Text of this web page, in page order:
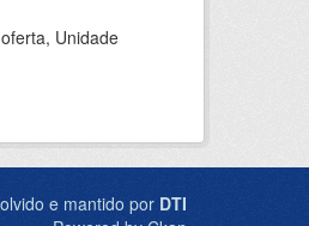
Unidade
e mantido por DTI